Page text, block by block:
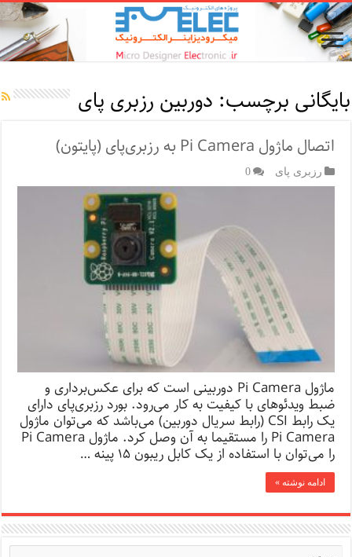
بایگانی برچسب: دوربین رزبری پای
اتصال ماژول Pi Camera به رزبری‌پای (پایتون)
رزبری پای 0
ماژول Pi Camera دوربینی است که برای عکس‌برداری و
ضبط ویدئوهای با کیفیت به کار می‌رود. بورد رزبری‌پای دارای
یک رابط CSI (رابط سریال دوربین) می‌باشد که می‌توان ماژول
Pi Camera را مستقیما به آن وصل کرد. ماژول Pi Camera
را می‌توان با استفاده از یک کابل ریبون ۱۵ پینه …
ادامه نوشته »